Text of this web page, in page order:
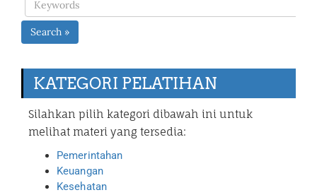
Search »
KATEGORI PELATIHAN
Silahkan pilih kategori dibawah ini untuk
melihat materi yang tersedia:
Pemerintahan
Keuangan
Kesehatan